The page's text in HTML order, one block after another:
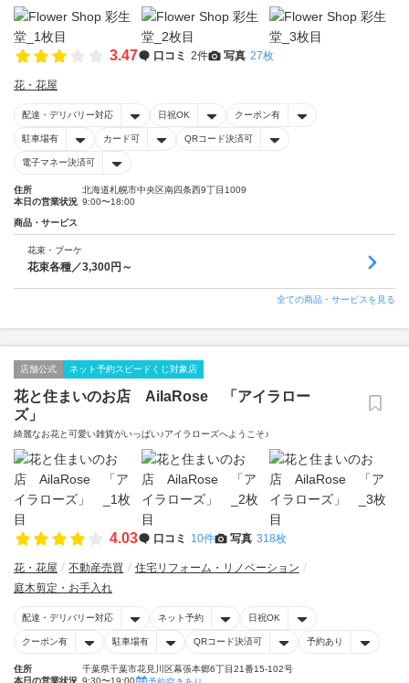
3.47 口コミ 2件 写真 27枚
花・花屋
配達・デリバリー対応 日祝OK クーポン有
駐車場有 カード可 QRコード決済可
電子マネー決済可
住所
北海道札幌市中央区南四条西9丁目1009
本日の営業状況 9:00〜18:00
商品・サービス
花束・ブーケ
花束各種／3,300円～
全ての商品・サービスを見る
店舗公式 ネット予約スピードくじ対象店
花と住まいのお店 AilaRose 「アイラロー
ズ」
綺麗なお花と可愛い雑貨がいっぱい♪アイラローズへようこそ♪
4.03 口コミ 10件 写真 318枚
花・花屋 不動産売買
住宅リフォーム・リノベーション
庭木剪定・お手入れ
配達・デリバリー対応 ネット予約 日祝OK
クーポン有 駐車場有 QRコード決済可 予約あり
住所
千葉県千葉市花見川区幕張本郷6丁目21番15-102号
本日の営業状況 9:30〜19:00